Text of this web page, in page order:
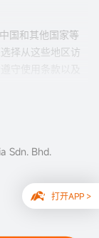
打开APP >
国和其他国家等
择从这些地区访
Sdn. Bhd.